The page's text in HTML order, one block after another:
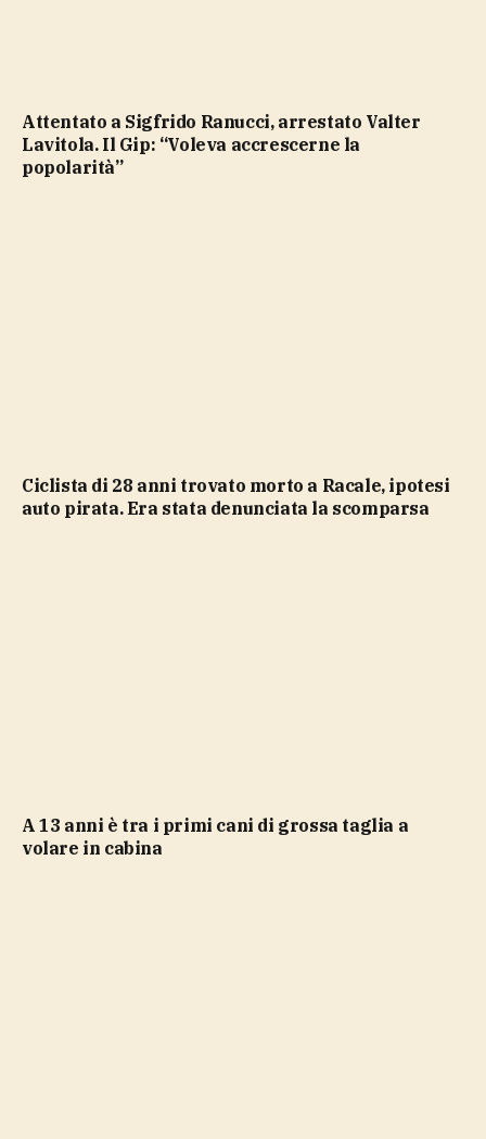
Attentato a Sigfrido Ranucci, arrestato Valter
Lavitola. Il Gip: “Voleva accrescerne la
popolarità”
Ciclista di 28 anni trovato morto a Racale, ipotesi
auto pirata. Era stata denunciata la scomparsa
a 13 anni è tra i primi cani di grossa taglia a
volare in cabina